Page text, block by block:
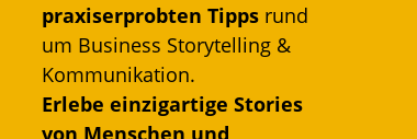
praxiserprobten Tippsrund
um Business Storytelling &
Kommunikation.
Erlebe einzigartige Stories
von Menschen und